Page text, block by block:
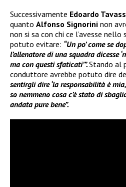
Successivamente Edoardo
quanto Alfonso Signorini non
non si sa con chi ce l’avesse nello
potuto evitare: “Un po’ come se
l’allenatore di una squadra dicesse
ma con questi sfaticati’”.Stando al
conduttore avrebbe potuto dire
sentirgli dire ‘la responsabilità è
so nemmeno cosa c’è stato di
andata pure bene”.